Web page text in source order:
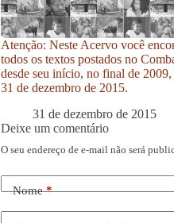
Atenção: Neste Acervo você
todos os textos postados no
desde seu início, no final de 2009,
31 de dezembro de 2015.
31 de dezembro de 2015
Deixe um comentário
O seu endereço de e-mail não será
Nome*